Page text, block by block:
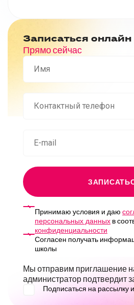
Записаться онлайн
Прямо сейчас
Принимаю условия и даю
персональных данных в
конфиденциальности
Согласен получать
школы
Мы отправим приглашение
администратор подтвердит
Подписаться на рассылку